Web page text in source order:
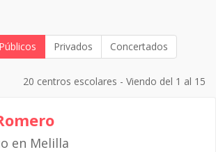
Públicos Privados Concertados
20 centros escolares - Viendo del 1 al 15
en Melilla